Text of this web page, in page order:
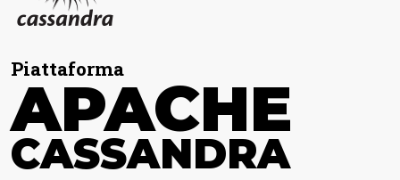
Piattaforma
APACHE
CASSANDRA